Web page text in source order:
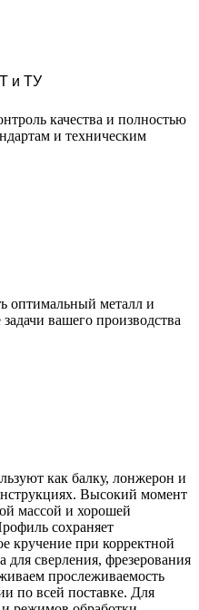
и ТУ
качества и полностью
и техническим
оптимальный металл и
вашего производства
как балку, лонжерон и
Высокий момент
массой и хорошей
сохраняет
кручение при корректной
сверления, фрезерования
прослеживаемость
по всей поставке. Для